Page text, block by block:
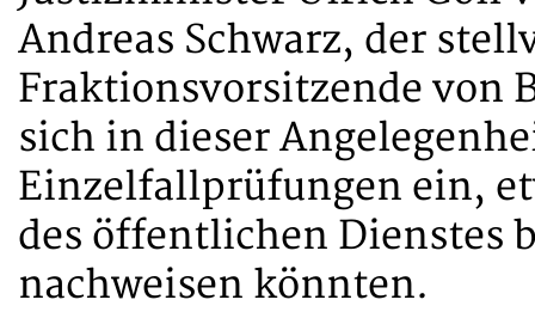
Andreas Schwarz, der
Fraktionsvorsitzende von
sich in dieser
Einzelfallprüfungen ein,
des öffentlichen Dienstes
nachweisen könnten.